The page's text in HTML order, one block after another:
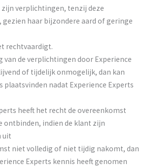
verplichtingen, tenzij deze
haar bijzondere aard of geringe
rechtvaardigt.
van de verplichtingen door Experience
of tijdelijk onmogelijk, dan kan
plaatsvinden nadat Experience Experts
heeft het recht de overeenkomst
ontbinden, indien de klant zijn
uit
niet volledig of niet tijdig nakomt, dan
Experts kennis heeft genomen